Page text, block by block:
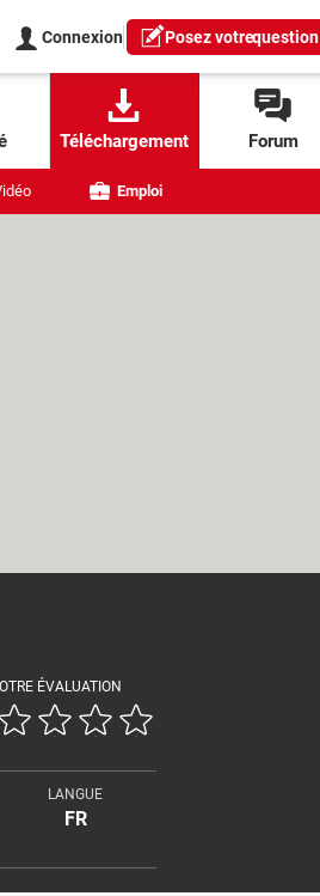
Connexion Posez votrequestion
Téléchargement Forum
Emploi
ÉVALUATION
LANGUE
FR